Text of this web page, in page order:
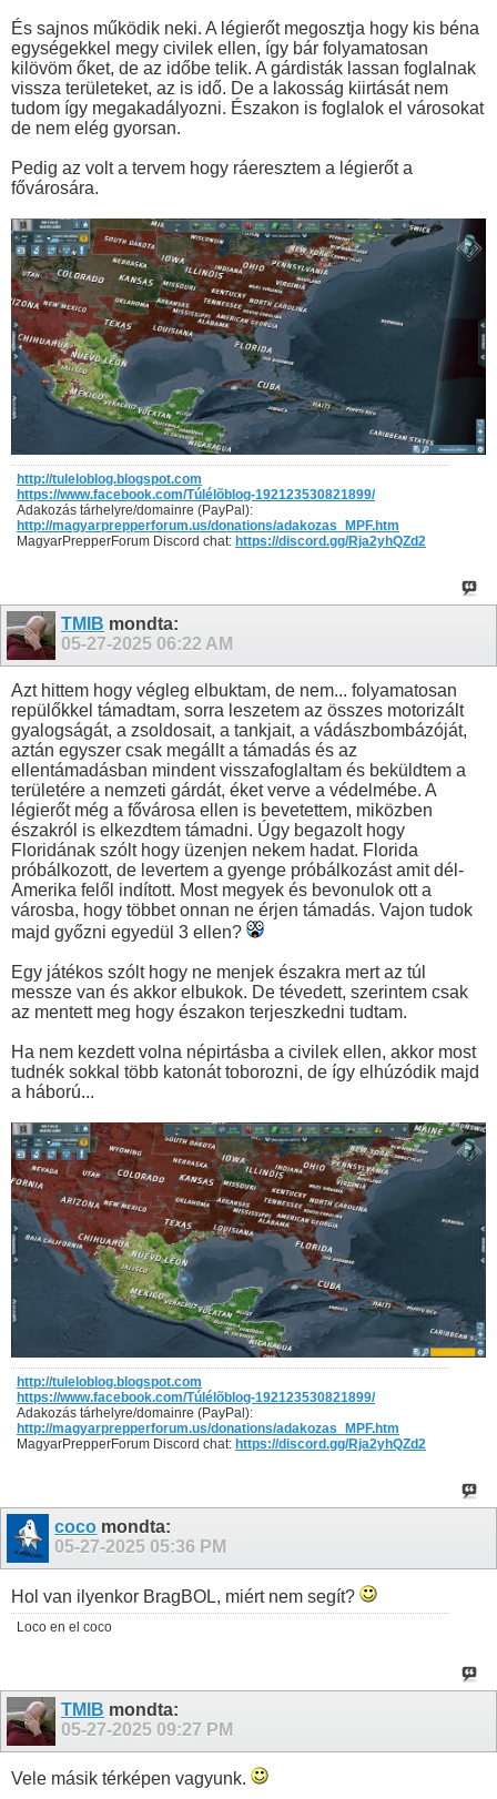
És sajnos működik neki. A légierőt megosztja hogy kis béna
egységekkel megy civilek ellen, így bár folyamatosan
kilövöm őket, de az időbe telik. A gárdisták lassan foglalnak
vissza területeket, az is idő. De a lakosság kiirtását nem
tudom így megakadályozni. Északon is foglalok el városokat
de nem elég gyorsan.
Pedig az volt a tervem hogy ráeresztem a légierőt a
fővárosára.
http://tuleloblog.blogspot.com
https://www.facebook.com/Túlélõblog-192123530821899/
Adakozás tárhelyre/domainre (PayPal):
http://magyarprepperforum.us/donations/adakozas_MPF.htm
MagyarPrepperForum Discord chat: https://discord.gg/Rja2yhQZd2
TMIB mondta:
05-27-2025 06:22 AM
Azt hittem hogy végleg elbuktam, de nem... folyamatosan
repülőkkel támadtam, sorra leszetem az összes motorizált
gyalogságát, a zsoldosait, a tankjait, a vádászbombázóját,
aztán egyszer csak megállt a támadás és az
ellentámadásban mindent visszafoglaltam és beküldtem a
területére a nemzeti gárdát, éket verve a védelmébe. A
légierőt még a fővárosa ellen is bevetettem, miközben
északról is elkezdtem támadni. Úgy begazolt hogy
Floridának szólt hogy üzenjen nekem hadat. Florida
próbálkozott, de levertem a gyenge próbálkozást amit dél-
Amerika felől indított. Most megyek és bevonulok ott a
városba, hogy többet onnan ne érjen támadás. Vajon tudok
majd győzni egyedül 3 ellen?
Egy játékos szólt hogy ne menjek északra mert az túl
messze van és akkor elbukok. De tévedett, szerintem csak
az mentett meg hogy északon terjeszkedni tudtam.
Ha nem kezdett volna népirtásba a civilek ellen, akkor most
tudnék sokkal több katonát toborozni, de így elhúzódik majd
a háború...
http://tuleloblog.blogspot.com
https://www.facebook.com/Túlélõblog-192123530821899/
Adakozás tárhelyre/domainre (PayPal):
http://magyarprepperforum.us/donations/adakozas_MPF.htm
MagyarPrepperForum Discord chat: https://discord.gg/Rja2yhQZd2
coco mondta:
05-27-2025 05:36 PM
Hol van ilyenkor BragBOL, miért nem segít?
Loco en el coco
TMIB mondta:
05-27-2025 09:27 PM
Vele másik térképen vagyunk.